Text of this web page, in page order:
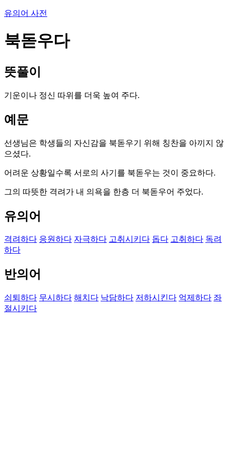
유의어 사전
북돋우다
뜻풀이
기운이나 정신 따위를 더욱 높여 주다.
예문
선생님은 학생들의 자신감을 북돋우기 위해 칭찬을 아끼지 않
으셨다.
어려운 상황일수록 서로의 사기를 북돋우는 것이 중요하다.
그의 따뜻한 격려가 내 의욕을 한층 더 북돋우어 주었다.
유의어
격려하다 응원하다 자극하다 고취시키다 돕다 고취하다 독려
하다
반의어
쇠퇴하다 무시하다 해치다 낙담하다 저하시킨다 억제하다 좌
절시키다